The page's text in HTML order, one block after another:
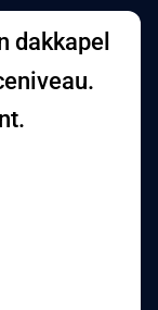
dakkapel